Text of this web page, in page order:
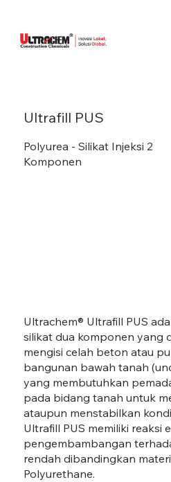
Ultrafill PUS
Polyurea - Silikat Injeksi 2
Komponen
Ultrachem® Ultrafill PUS
silikat dua komponen yang
mengisi celah beton atau
bangunan bawah tanah
yang membutuhkan
pada bidang tanah untuk
ataupun menstabilkan
Ultrafill PUS memiliki reaksi
pengembambangan
rendah dibandingkan
Polyurethane.